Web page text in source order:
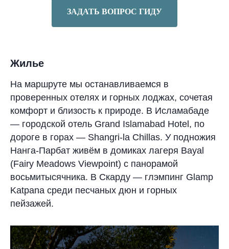
ЗАДАТЬ ВОПРОС ГИДУ
Жилье
На маршруте мы останавливаемся в
проверенных отелях и горных лоджах, сочетая
комфорт и близость к природе. В Исламабаде
— городской отель Grand Islamabad Hotel, по
дороге в горах — Shangri-la Chillas. У подножия
Нанга-Парбат живём в домиках лагеря Bayal
(Fairy Meadows Viewpoint) с панорамой
восьмитысячника. В Скарду — глэмпинг Glamp
Katpana среди песчаных дюн и горных
пейзажей.